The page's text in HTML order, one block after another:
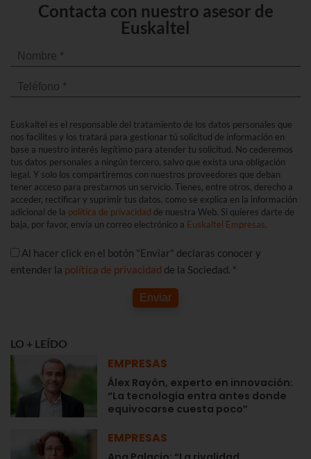
Contacta con nuestro asesor de
Euskaltel
Euskaltel es el responsable del tratamiento de los datos personales que
nos facilites y los tratará para gestionar tú solicitud de información en
base a nuestro interés legítimo para atender tu solicitud. No cederemos
tus datos personales a ningún tercero, salvo que exista una obligación
legal. Y solo los compartiremos con nuestros proveedores que deban
tener acceso para prestarnos un servicio. Tienes, entre otros, derecho a
acceder, rectificar y suprimir tus datos, como se explica en la información
adicional de la política de privacidad de nuestra Web. Si quieres darte de
baja, por favor, envía un correo electrónico a Euskaltel Empresas.
Al hacer click en el botón "Enviar" declaras conocer y
entender la política de privacidad de la Sociedad. *
Enviar
LO + LEÍDO
EMPRESAS
Álex Rayón, experto en innovación:
“La tecnología entra antes donde
equivocarse cuesta poco”
EMPRESAS